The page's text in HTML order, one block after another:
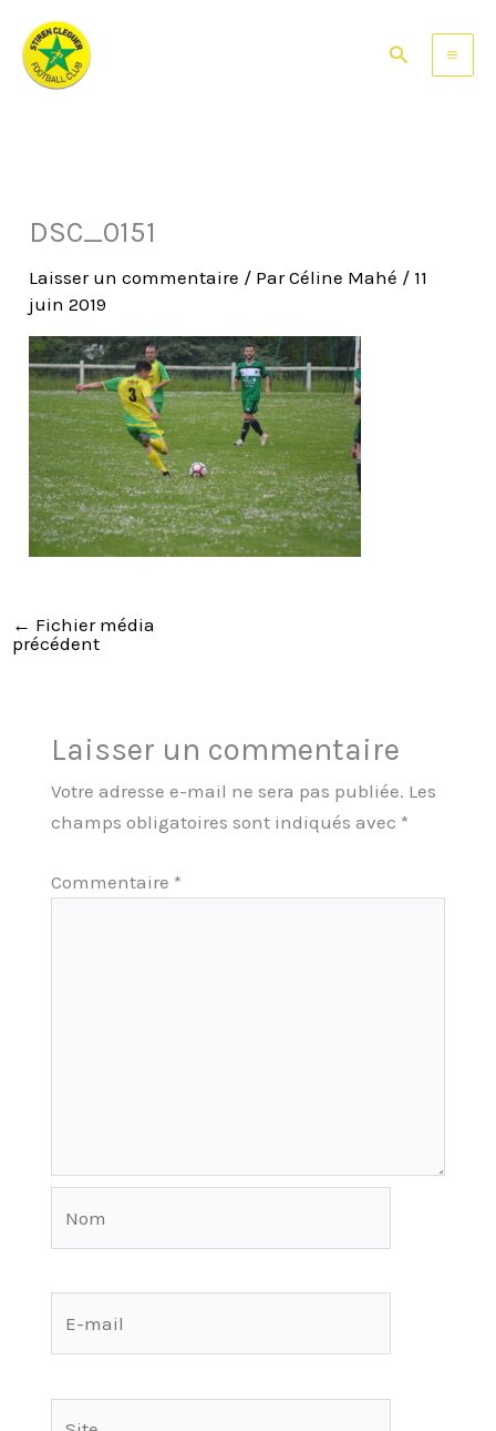
contenu
Rechercher
DSC_0151
Laisser un commentaire / ParCéline Mahé / 11
juin 2019
← Fichier média
précédent
Laisser un commentaire
Votre adresse e-mail ne sera pas publiée. Les
champs obligatoires sont indiqués avec *
Commentaire *